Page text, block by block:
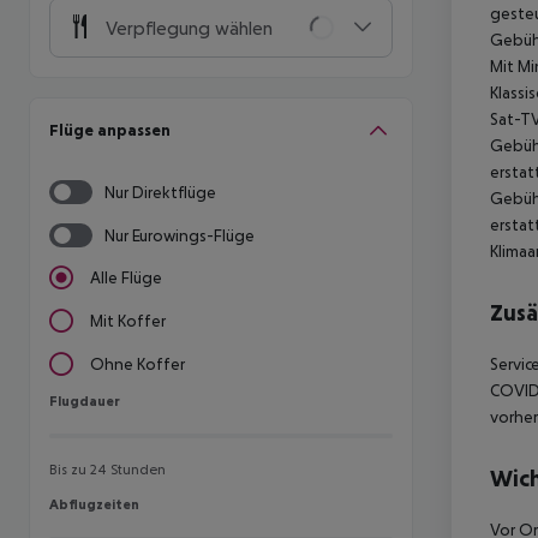
Verpflegung wählen
Flüge anpassen
Nur Direktflüge
Nur Eurowings-Flüge
Alle Flüge
Mit Koffer
Ohne Koffer
Flugdauer
Flugdauer
Bis zu 24 Stunden
Abflugzeiten
Abflugzeiten
Mit
Sat-
Vor